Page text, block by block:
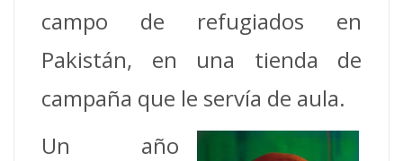
campo de refugiados en
Pakistán, en una tienda de
campaña que le servía de aula.
Un año